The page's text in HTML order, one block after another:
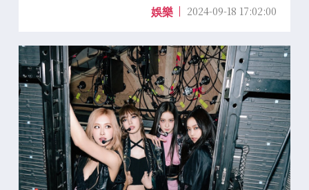
娛樂 2024-09-18 17:02:00